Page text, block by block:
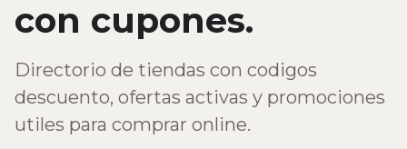
con cupones.
Directorio de tiendas con codigos
descuento, ofertas activas y promociones
utiles para comprar online.